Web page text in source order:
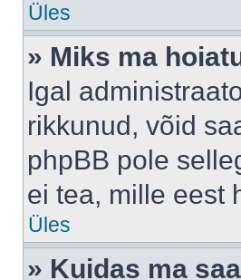
Üles
» Miks ma
Igal
rikkunud, võid
phpBB pole
ei tea, mille eest
Üles
» Kuidas ma